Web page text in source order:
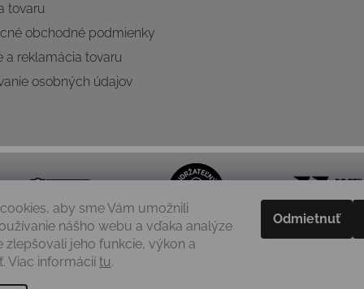
aby sme Vám umožnili
nášho webu a vďaka analýze
zlepšovali jeho funkcie, výkon a
Viac informácií tu.
Odmietnuť
tovaru
obchodné podmienky
a reklamácia tovaru
osobných údajov